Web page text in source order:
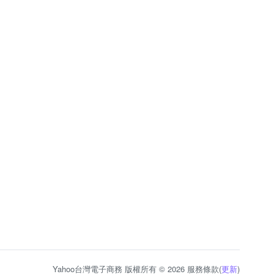
Yahoo台灣電子商務 版權所有 © 2026 服務條款(更新)